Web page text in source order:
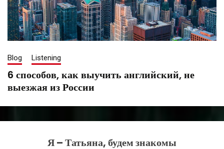
Blog Listening
6 способов, как выучить английский, не
выезжая из России
Я – Татьяна, будем знакомы